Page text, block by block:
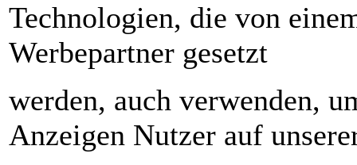
Technologien, die von
Werbepartner gesetzt
werden, auch verwenden,
Anzeigen Nutzer auf